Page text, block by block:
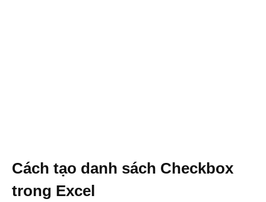
Cách tạo danh sách Checkbox
trong Excel